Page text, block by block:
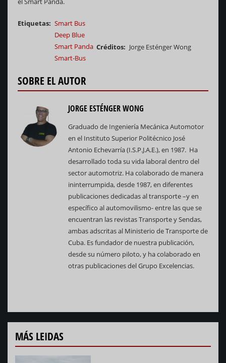
Etiquetas
Smart Bus
Deep Blue
Smart Panda
Smart-Bus
Créditos Jorge Esténger Wong
SOBRE EL AUTOR
JORGE ESTÉNGER WONG
Graduado de Ingeniería Mecánica Automotor
en el Instituto Superior Politécnico José
Antonio Echevarría (I.S.P.J.A.E.), en 1987. Ha
desarrollado toda su vida laboral dentro del
sector automotriz. Ha colaborado de manera
ininterrumpida, desde 1987, en diferentes
publicaciones dedicadas al transporte –y en
específico al automovilismo- entre las que se
encuentran las revistas Transporte y Sendas,
ambas adscritas al Ministerio de Transporte de
Cuba. Es fundador de nuestra publicación,
desde su número piloto, y ha colaborado en
otras publicaciones del Grupo Excelencias.
MÁS LEIDAS